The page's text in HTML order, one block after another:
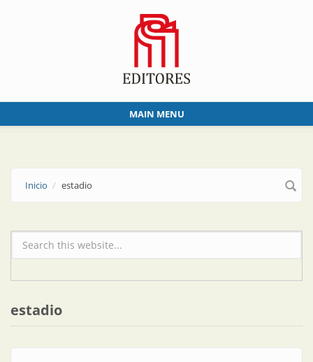
MAIN MENU
Inicio estadio
Formulario de búsqueda
estadio